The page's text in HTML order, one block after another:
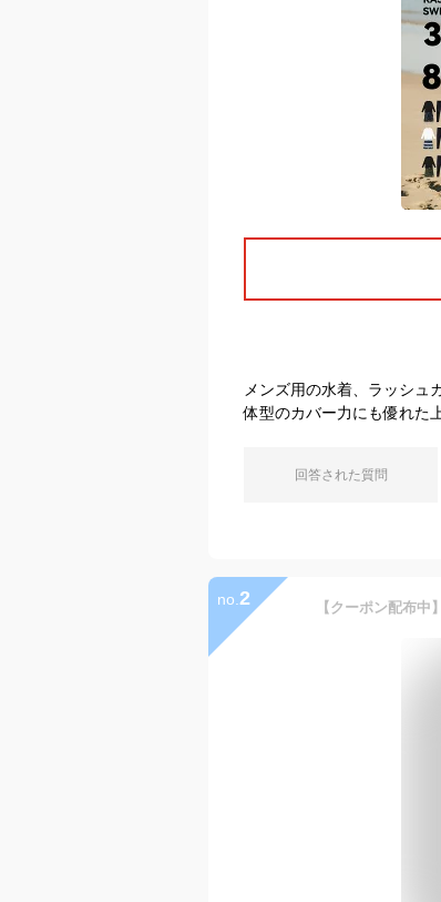
メンズ用の水着、ラッシュ
体型のカバー力にも優れた
回答された質問
no. 2